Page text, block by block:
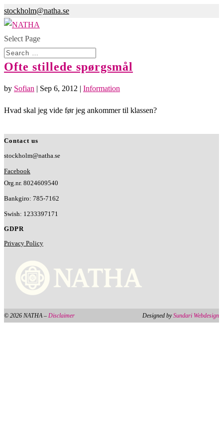
stockholm@natha.se
Select Page
Ofte stillede spørgsmål
by Sofian | Sep 6, 2012 | Information
Hvad skal jeg vide før jeg ankommer til klassen?
Contact us
stockholm@natha.se
Facebook
Org.nr. 8024609540
Bankgiro: 785-7162
Swish: 1233397171
GDPR
Privacy Policy
© 2026 NATHA – Disclaimer Designed bySundari Webdesign